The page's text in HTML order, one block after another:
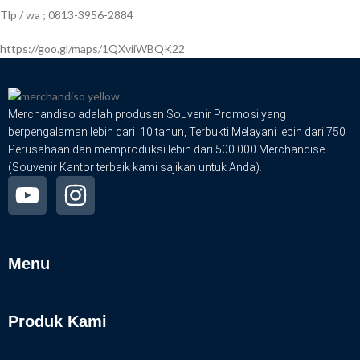
Tlp / wa ; 0813-3956-2884
https://goo.gl/maps/1QXviiWBQK22
Merchandiso adalah produsen Souvenir Promosi yang
berpengalaman lebih dari 10 tahun, Terbukti Melayani lebih dari 750
Perusahaan dan memproduksi lebih dari 500.000 Merchandise
(Souvenir Kantor terbaik kami sajikan untuk Anda).
Menu
Produk Kami